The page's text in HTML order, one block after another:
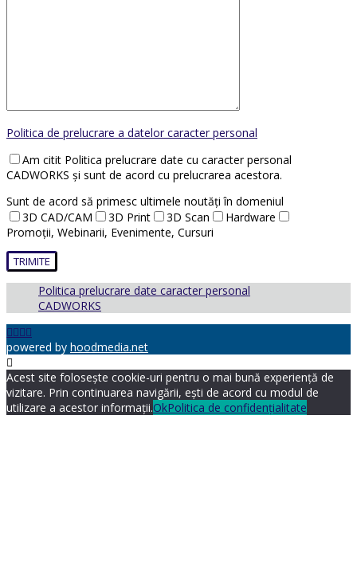
Politica de prelucrare a datelor caracter personal
Am citit Politica prelucrare date cu caracter personal
CADWORKS și sunt de acord cu prelucrarea acestora.
Sunt de acord să primesc ultimele noutăți în domeniul
3D CAD/CAM
3D Print 3D Scan
Hardware
Promoții, Webinarii, Evenimente, Cursuri
Politica prelucrare date caracter personal
CADWORKS
powered by hoodmedia.net
Acest site folosește cookie-uri pentru o mai bună experiență de
vizitare. Prin continuarea navigării, ești de acord cu modul de
utilizare a acestor informații.OkPolitica de confidențialitate